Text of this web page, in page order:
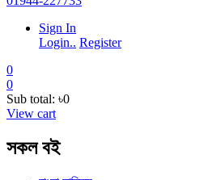
Sign In
Login.. Register
0
0
Sub total: ৳0
View cart
সকল বই